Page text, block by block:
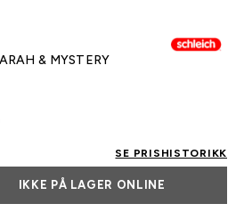
& MYSTERY
SE PRISHISTORIKK
IKKE PÅ LAGER ONLINE